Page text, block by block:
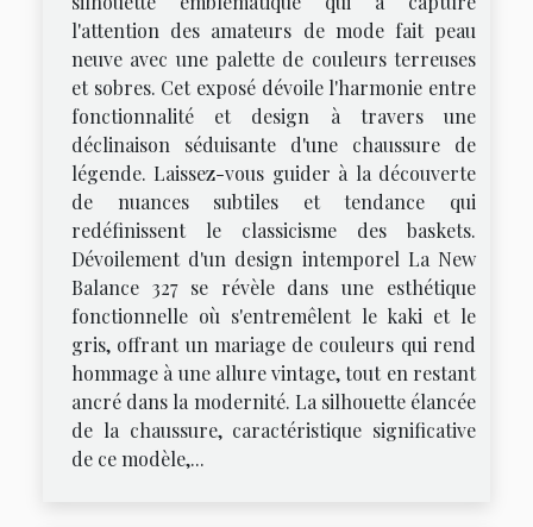
l'attention des amateurs de mode fait peau
neuve avec une palette de couleurs terreuses
et sobres. Cet exposé dévoile l'harmonie entre
fonctionnalité et design à travers une
déclinaison séduisante d'une chaussure de
légende. Laissez-vous guider à la découverte
de nuances subtiles et tendance qui
redéfinissent le classicisme des baskets.
Dévoilement d'un design intemporel La New
Balance 327 se révèle dans une esthétique
fonctionnelle où s'entremêlent le kaki et le
gris, offrant un mariage de couleurs qui rend
hommage à une allure vintage, tout en restant
ancré dans la modernité. La silhouette élancée
de la chaussure, caractéristique significative
de ce modèle,...